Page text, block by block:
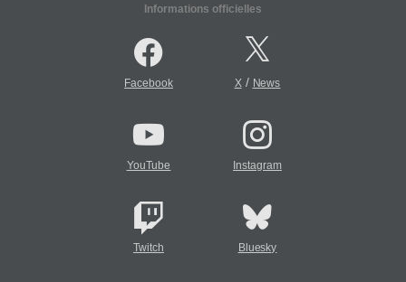
Informations officielles
Facebook X/ News
YouTube Instagram
Twitch Bluesky